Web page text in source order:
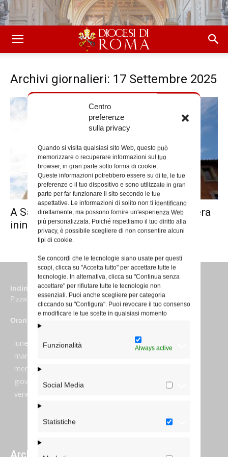
Centro
preferenze
sulla privacy
Quando si visita qualsiasi sito Web, questo può
memorizzare o recuperare informazioni sul tuo
browser, in gran parte sotto forma di cookie.
Queste informazioni potrebbero essere su di te, le tue
preferenze o il tuo dispositivo e sono utilizzate in gran
parte per far funzionare il sito secondo le tue
aspettative. Le informazioni di solito non ti identificano
direttamente, ma possono fornire un'esperienza Web
più personalizzata. Poiché rispettiamo il tuo diritto alla
privacy, è possibile scegliere di non consentire alcuni
tipi di cookie.
Se concordi che le tecnologie siano usate per questi
scopi, clicca su "Accetta tutto" per accettare tutte le
tecnologie. In alternativa, clicca su "Continua senza
accettare" per rifiutare tutte le tecnologie non
essenziali. Puoi anche scegliere per categoria
cliccando su "Configura". Puoi revocare il tuo consenso
e modificare le tue scelte in qualsiasi momento
Funzionalità Always active
Social Media
Statistiche
Archivi giornalieri: 17 Settembre 2025
A San Giuseppe dei Falegnami la preghiera
ininterrotta per Gaza e...
Indirizzo
P.zza S. Giovanni in Laterano 6 00184 Roma
Orari
lunedi:
7:45–13:45
martedi:
mercoledi:
giovedi:
7:45–13:45
venerdi: